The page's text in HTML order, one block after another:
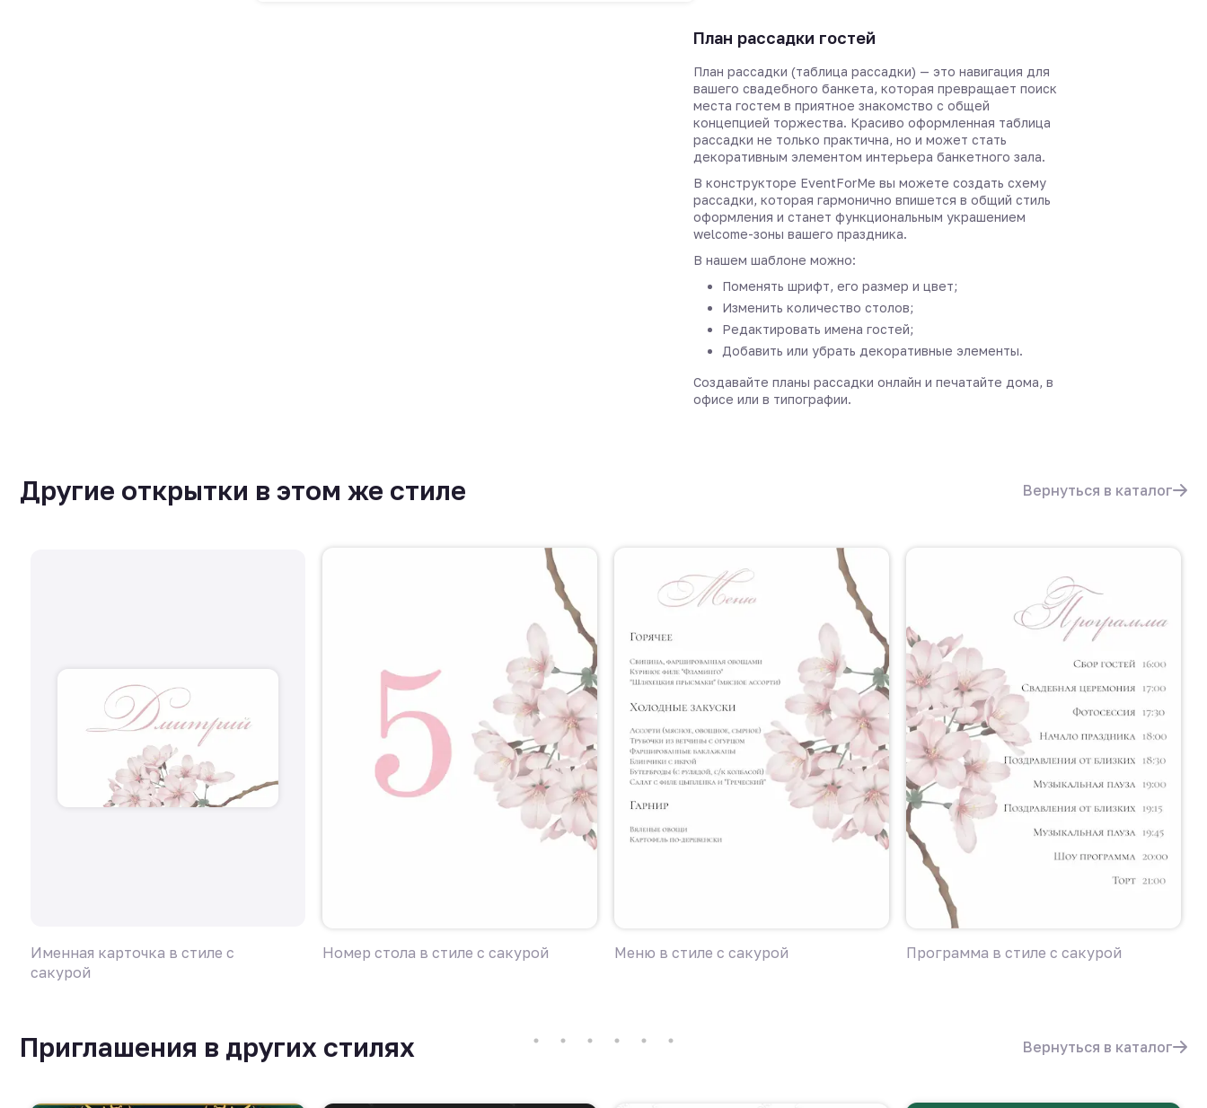
План рассадки гостей
План рассадки (таблица рассадки) — это навигация для
вашего свадебного банкета, которая превращает поиск
места гостем в приятное знакомство с общей
концепцией торжества. Красиво оформленная таблица
рассадки не только практична, но и может стать
декоративным элементом интерьера банкетного зала.
В конструкторе EventForMe вы можете создать схему
рассадки, которая гармонично впишется в общий стиль
оформления и станет функциональным украшением
welcome-зоны вашего праздника.
В нашем шаблоне можно:
Поменять шрифт, его размер и цвет;
Изменить количество столов;
Редактировать имена гостей;
Добавить или убрать декоративные элементы.
Создавайте планы рассадки онлайн и печатайте дома, в
офисе или в типографии.
Другие открытки в этом же стиле Вернуться в каталог
Именная карточка в стиле с
сакурой
Номер стола в стиле с сакурой Меню в стиле с сакурой Программа в стиле с сакурой
Приглашения в других стилях Вернуться в каталог